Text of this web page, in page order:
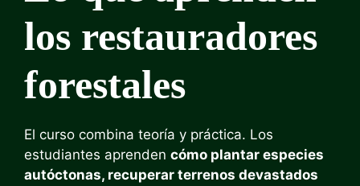
los restauradores
forestales
El curso combina teoría y práctica. Los
estudiantes aprenden cómo plantar especies
autóctonas, recuperar terrenos devastados